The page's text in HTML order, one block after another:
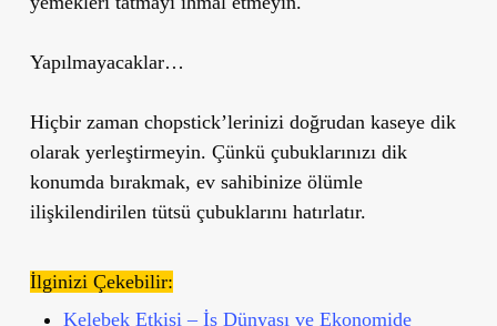
Yapılmayacaklar…
Hiçbir zaman chopstick’lerinizi doğrudan kaseye dik
olarak yerleştirmeyin. Çünkü çubuklarınızı dik
konumda bırakmak, ev sahibinize ölümle
ilişkilendirilen tütsü çubuklarını hatırlatır.
İlginizi Çekebilir:
Kelebek Etkisi – İş Dünyası ve Ekonomide